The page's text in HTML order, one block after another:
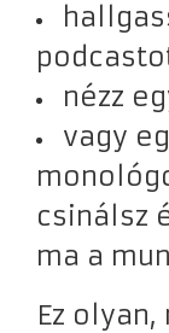
nézz
vagy
csinálsz
ma a
Ez